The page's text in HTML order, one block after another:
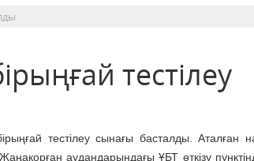
тестілеу
тестілеу сынағы басталды. Аталған
аудандарындағы ҰБТ өткізу